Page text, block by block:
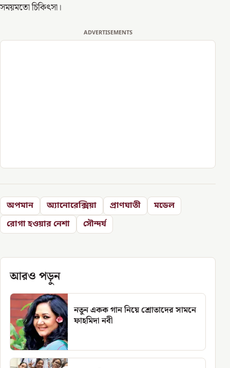
সময়মতো চিকিৎসা।
ADVERTISEMENTS
অপমান অ্যানোরেক্সিয়া প্রাণঘাতী
মডেল
রোগা হওয়ার নেশা
সৌন্দর্য
আরও পড়ুন
নতুন একক গান নিয়ে শ্রোতাদের সামনে
ফাহমিদা নবী